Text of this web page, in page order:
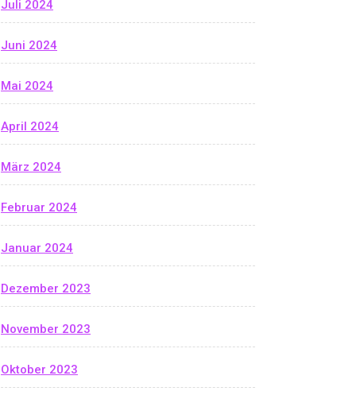
Juli 2024
Juni 2024
Mai 2024
April 2024
März 2024
Februar 2024
Januar 2024
Dezember 2023
November 2023
Oktober 2023